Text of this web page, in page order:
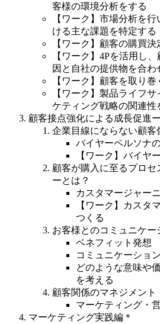
客様の環境分析をする
【ワーク】市場分析を
ける主な課題を特定する
【ワーク】顧客の購買
【ワーク】4Pを活用し
因と自社の提供物を合わ
【ワーク】顧客を取り
【ワーク】製品ライフ
ケティング戦略の関連性
顧客接点強化による成長促進
企業目線にならない顧客
バイヤーペルソナ
【ワーク】バイヤ
顧客が購入に至るプロ
ーとは？
カスタマージャー
【ワーク】カスタ
つくる
お客様とのコミュニケー
ベネフィット発想
コミュニケーショ
どのような意味や
を考える
顧客関係のマネジメント
マーケティング・
マーケティング実践編＊